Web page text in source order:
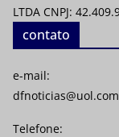
LTDA CNPJ:
contato
e-mail:
Telefone: